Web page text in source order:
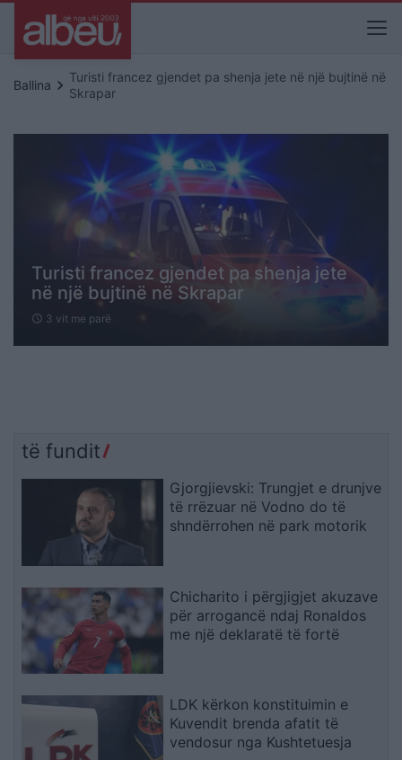
Ballina keyboard_arrow_right Turisti francez gjendet pa shenja jete në një bujtinë në
Skrapar
Turisti francez gjendet pa shenja jete
në një bujtinë në Skrapar
schedule 3 vit me parë
të fundit
Gjorgjievski: Trungjet e drunjve
të rrëzuar në Vodno do të
shndërrohen në park motorik
Chicharito i përgjigjet akuzave
për arrogancë ndaj Ronaldos
me një deklaratë të fortë
LDK kërkon konstituimin e
Kuvendit brenda afatit të
vendosur nga Kushtetuesja